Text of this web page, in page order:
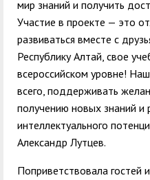
мир знаний и получить
Участие в проекте — это
развиваться вместе с
Республику Алтай, свое
всероссийском уровне!
всего, поддерживать
получению новых знаний и
интеллектуального
Александр Лутцев.
Поприветствовала гостей